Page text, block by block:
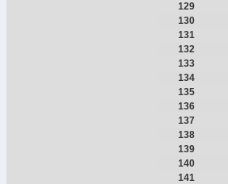
129
130
131
132
133
134
135
136
137
138
139
140
141